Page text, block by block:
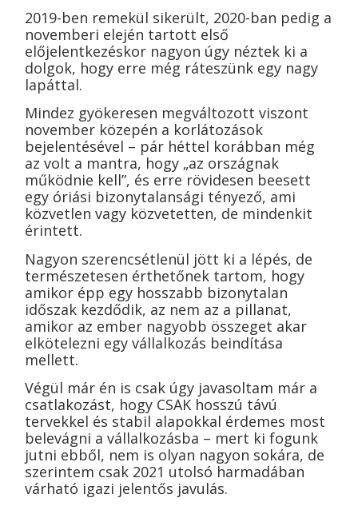
2019-ben remekül sikerült, 2020-ban pedig a
novemberi elején tartott első
előjelentkezéskor nagyon úgy néztek ki a
dolgok, hogy erre még ráteszünk egy nagy
lapáttal.
Mindez gyökeresen megváltozott viszont
november közepén a korlátozások
bejelentésével – pár héttel korábban még
az volt a mantra, hogy „az országnak
működnie kell”, és erre rövidesen beesett
egy óriási bizonytalansági tényező, ami
közvetlen vagy közvetetten, de mindenkit
érintett.
Nagyon szerencsétlenül jött ki a lépés, de
természetesen érthetőnek tartom, hogy
amikor épp egy hosszabb bizonytalan
időszak kezdődik, az nem az a pillanat,
amikor az ember nagyobb összeget akar
elkötelezni egy vállalkozás beindítása
mellett.
Végül már én is csak úgy javasoltam már a
csatlakozást, hogy CSAK hosszú távú
tervekkel és stabil alapokkal érdemes most
belevágni a vállalkozásba – mert ki fogunk
jutni ebből, nem is olyan nagyon sokára, de
szerintem csak 2021 utolsó harmadában
várható igazi jelentős javulás.